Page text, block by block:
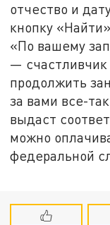
отчество и
кнопку
«По вашему
—
продолжить
за вами все-
выдаст
можно
федеральной